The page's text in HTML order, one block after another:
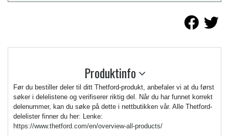
Produktinfo
Før du bestiller deler til ditt Thetford-produkt, anbefaler vi at du først
søker i delelistene og verifiserer riktig del. Når du har funnet korrekt
delenummer, kan du søke på dette i nettbutikken vår. Alle Thetford-
delelister finner du her: Lenke:
https://www.thetford.com/en/overview-all-products/